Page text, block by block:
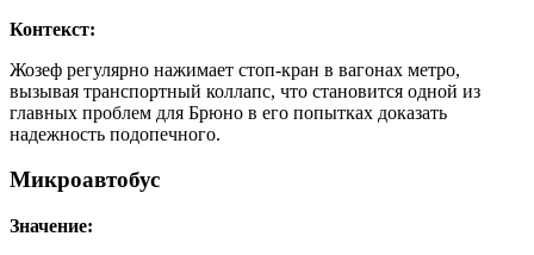
Контекст:
Жозеф регулярно нажимает стоп-кран в вагонах метро,
вызывая транспортный коллапс, что становится одной из
главных проблем для Брюно в его попытках доказать
надежность подопечного.
Микроавтобус
Значение: